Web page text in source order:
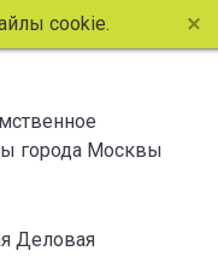
cookie. Продолжая
города Москвы
Деловая